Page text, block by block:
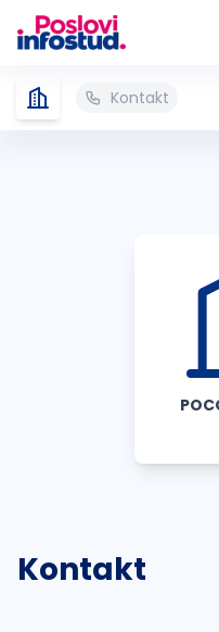
Kontakt
Kontakt